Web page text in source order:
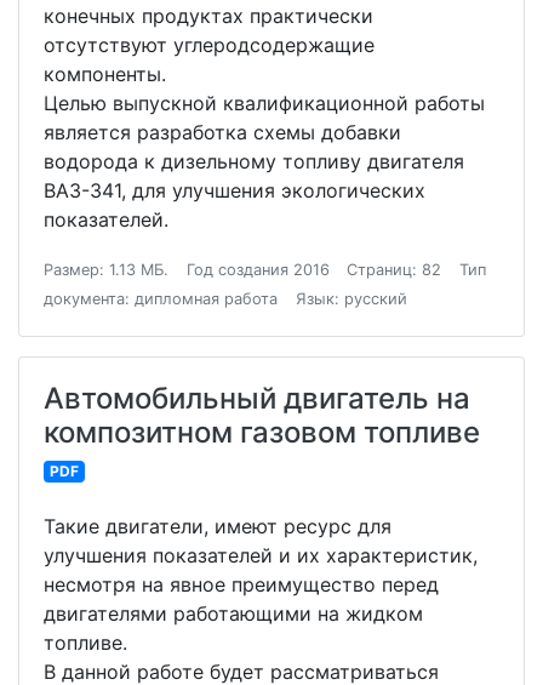
конечных продуктах практически
отсутствуют углеродсодержащие
компоненты.
Целью выпускной квалификационной работы
является разработка схемы добавки
водорода к дизельному топливу двигателя
ВАЗ-341, для улучшения экологических
показателей.
Размер: 1.13 МБ. Год создания 2016 Страниц: 82
Тип
документа: дипломная работа
Язык: русский
Автомобильный двигатель на
композитном газовом топливе
PDF
Такие двигатели, имеют ресурс для
улучшения показателей и их характеристик,
несмотря на явное преимущество перед
двигателями работающими на жидком
топливе.
В данной работе будет рассматриваться